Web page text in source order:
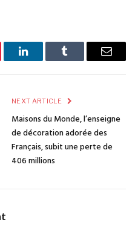
LinkedInTumblr Email
NEXT ARTICLE
Maisons du Monde, l’enseigne
de décoration adorée des
Français, subit une perte de
406 millions